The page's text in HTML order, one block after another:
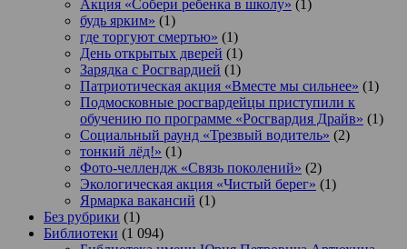
Акция «Собери ребенка в школу» (1)
будь ярким» (1)
где торгуют смертью» (1)
День открытых дверей (1)
Зарядка с Росгвардией (1)
Патриотическая акция «Вместе мы сильнее» (1)
Подмосковные росгвардейцы приступили к
обучению по программе «Росгвардия Драйв» (1)
Социальный раунд «Трезвый водитель» (2)
тонкий лёд!» (1)
Фото-челлендж «Связь поколений» (2)
Экологическая акция «Чистый берег» (1)
Ярмарка вакансий (1)
Без рубрики (1)
Библиотеки (1 094)